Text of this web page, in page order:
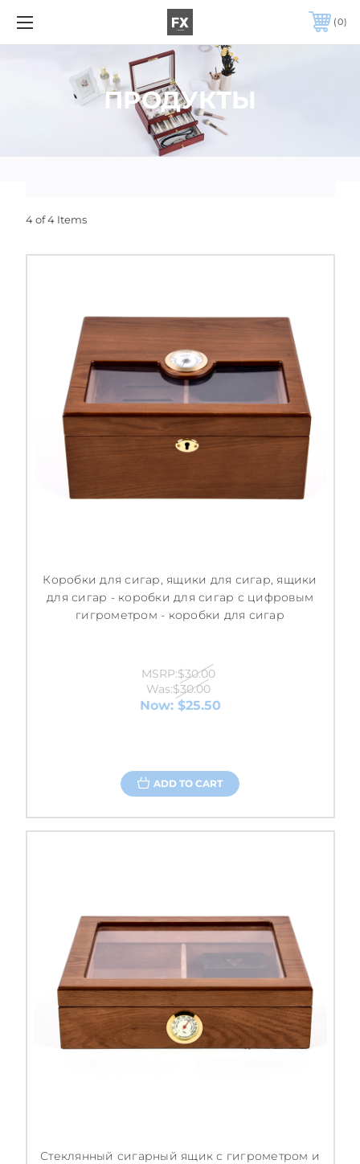
0
ПРОДУКТЫ
4 of 4 Items
Коробки для сигар, ящики для сигар, ящики
для сигар - коробки для сигар с цифровым
гигрометром - коробки для сигар
MSRP:$30.00
Was:$30.00
Now: $25.50
ADD TO CART
Стеклянный сигарный ящик с гигрометром и